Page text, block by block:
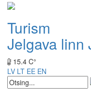
Turism
Jelgava linn
15.4 C°
LV LT EE EN